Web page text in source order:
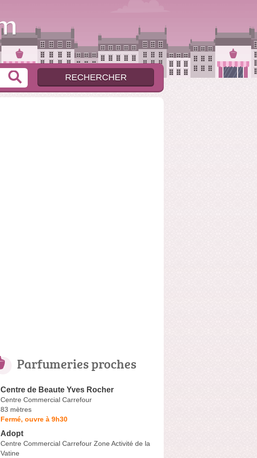
Parfumeries proches
Centre de Beaute Yves Rocher
Centre Commercial Carrefour
83 mètres
Fermé, ouvre à 9h30
Adopt
Centre Commercial Carrefour Zone Activité de la
Vatine